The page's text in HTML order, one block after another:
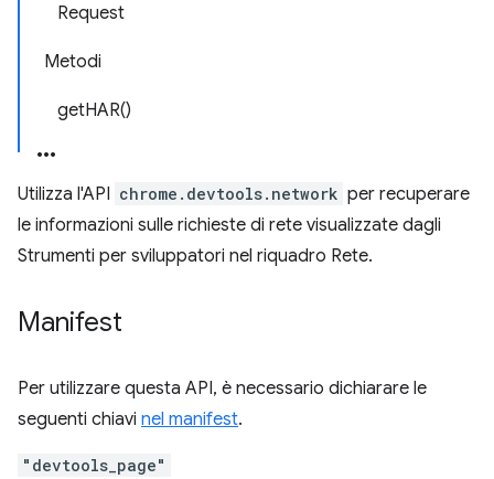
Request
Metodi
getHAR()
Utilizza l'API chrome.devtools.network per recuperare
le informazioni sulle richieste di rete visualizzate dagli
Strumenti per sviluppatori nel riquadro Rete.
Manifest
Per utilizzare questa API, è necessario dichiarare le
seguenti chiavi nel manifest.
"devtools_page"